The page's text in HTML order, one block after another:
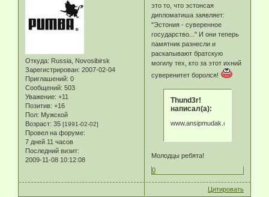
Откуда: Russia, Novosibirsk
Зарегистрирован: 2007-02-04
Приглашений: 0
Сообщений: 503
Уважение: +11
Позитив: +16
Пол: Мужской
Возраст: 35 [1991-02-02]
Провел на форуме:
7 дней 11 часов
Последний визит:
2009-11-08 10:12:08
это то, что эстонсая
дипломатиша заявляет:
"Эстония - суверенное
государство..." И они теперь
памятник разнесли и
раскапывают братскую
могилу тех, кто за этот ихний
суверенитет боролся!
Thund3r!
написал(а):
www.ansipmudak.com
Молодцы ребята!
0
Цитировать